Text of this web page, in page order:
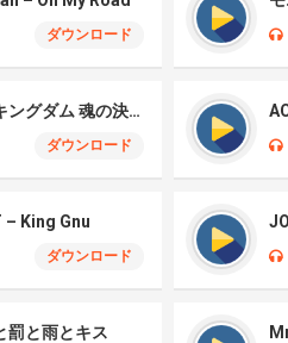
ダウンロード
米津玄師, キングダム 魂の決戦 – 公開記念PV
ダウンロード
– King Gnu
ダウンロード
罰と雨とキス